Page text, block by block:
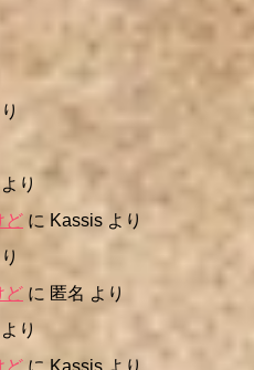
より
ど に Kassis より
ど に 匿名 より
より
ど に Kassis より